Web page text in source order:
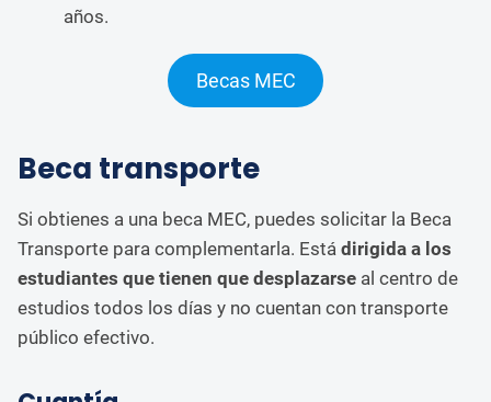
años.
Becas MEC
Beca transporte
Si obtienes a una beca MEC, puedes solicitar la Beca
Transporte para complementarla. Está dirigida a los
estudiantes que tienen que desplazarse al centro de
estudios todos los días y no cuentan con transporte
público efectivo.